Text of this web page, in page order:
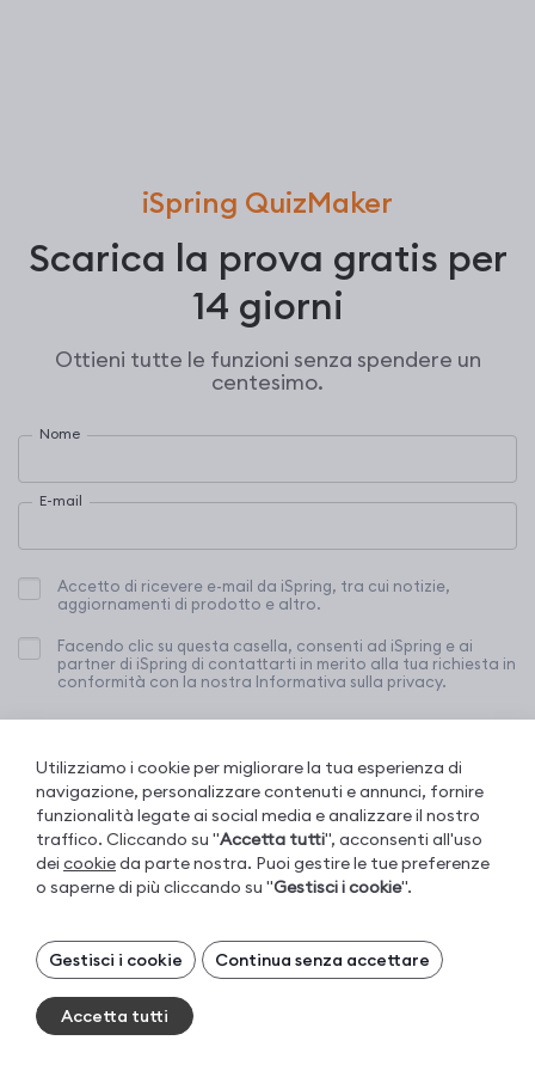
iSpring QuizMaker
Scarica la prova gratis per
14 giorni
Ottieni tutte le funzioni senza spendere un
centesimo.
Nome
E-mail
Accetto di ricevere e-mail da iSpring, tra cui notizie,
aggiornamenti di prodotto e altro.
Facendo clic su questa casella, consenti ad iSpring e ai
partner di iSpring di contattarti in merito alla tua richiesta in
conformità con la nostra Informativa sulla privacy.
Utilizziamo i cookie per migliorare la tua esperienza di
navigazione, personalizzare contenuti e annunci, fornire
funzionalità legate ai social media e analizzare il nostro
traffico. Cliccando su "Accetta tutti", acconsenti all'uso
dei cookieda parte nostra. Puoi gestire le tue preferenze
o saperne di più cliccando su "Gestisci i cookie".
Gestisci i tuoi cookie
I cookie necessari sono sempre attivi. Puoi
Gestisci i cookie Continua senza accettare
Accetta tutti